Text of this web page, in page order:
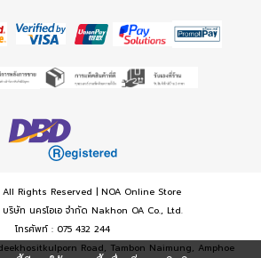
Rights Reserved | NOA Online Store
บริษัท นครโอเอ จำกัด Nakhon OA Co., Ltd.
โทรศัพท์ : 075 432 244
Road, Tambon Naimung, Amphoe